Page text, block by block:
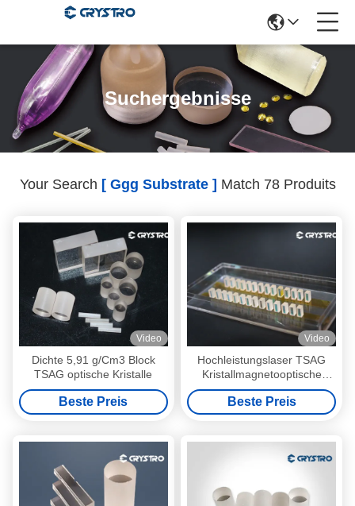
Suchergebnisse
Your Search [ Ggg Substrate ] Match 78 Produits
Video
Dichte 5,91 g/Cm3 Block
TSAG optische Kristalle
Beste Preis
Video
Hochleistungslaser TSAG
Kristallmagnetooptische
Materialien
Beste Preis